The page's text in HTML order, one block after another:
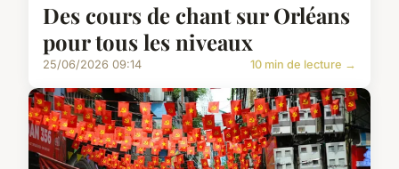
Des cours de chant sur Orléans
pour tous les niveaux
25/06/2026 09:14 10 min de lecture →